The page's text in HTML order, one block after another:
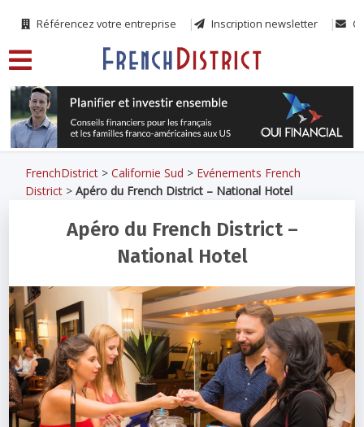
Référencez votre entreprise Inscription newsletter
FrenchDistrict >Californie Sud > Evénements French
District >Apéro du French District – National Hotel
Apéro du French District –
National Hotel